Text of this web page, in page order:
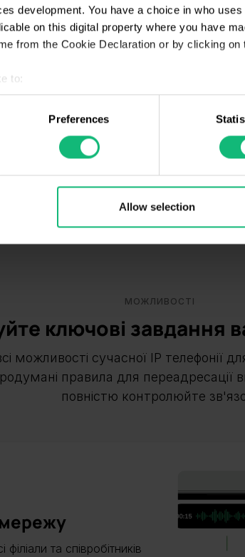
development. You have a choice in who
on this digital property where you have
from the Cookie Declaration or by clicking on
to:
geographical location which can be
scanning it for specific characteristics
personal data is processed and set your
our site with our social media, advertising and
provided to them or that they’ve collected from
Preferences
Allow selection
телефон
для ПК
МОЖЛИВОСТІ
ключові завдання
можливості сучасної IP телефонії
правила для переадресації
повністю контролюйте
та співробітників